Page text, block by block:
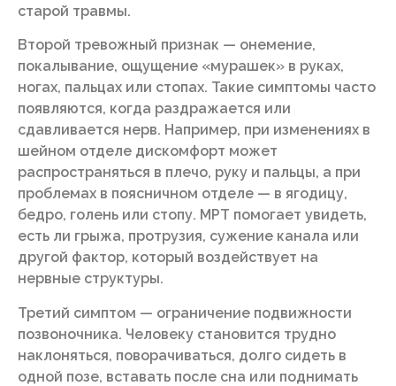
старой травмы.
Второй тревожный признак — онемение,
покалывание, ощущение «мурашек» в руках,
ногах, пальцах или стопах. Такие симптомы часто
появляются, когда раздражается или
сдавливается нерв. Например, при изменениях в
шейном отделе дискомфорт может
распространяться в плечо, руку и пальцы, а при
проблемах в поясничном отделе — в ягодицу,
бедро, голень или стопу. МРТ помогает увидеть,
есть ли грыжа, протрузия, сужение канала или
другой фактор, который воздействует на
нервные структуры.
Третий симптом — ограничение подвижности
позвоночника. Человеку становится трудно
наклоняться, поворачиваться, долго сидеть в
одной позе, вставать после сна или поднимать